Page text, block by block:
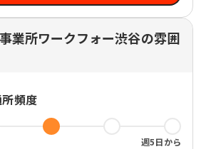
業所ワークフォー渋谷の雰囲
頻度
週5日から